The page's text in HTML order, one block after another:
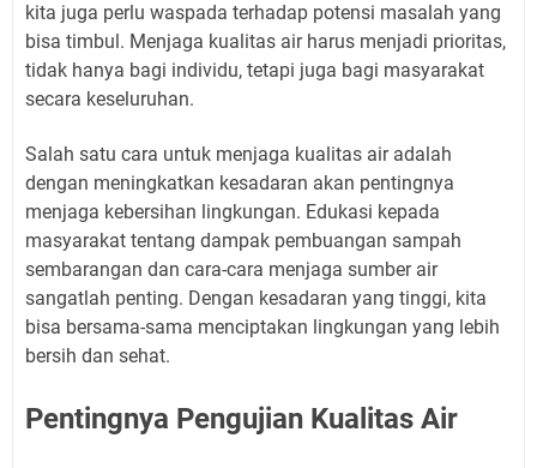
kita juga perlu waspada terhadap potensi masalah yang
bisa timbul. Menjaga kualitas air harus menjadi prioritas,
tidak hanya bagi individu, tetapi juga bagi masyarakat
secara keseluruhan.
Salah satu cara untuk menjaga kualitas air adalah
dengan meningkatkan kesadaran akan pentingnya
menjaga kebersihan lingkungan. Edukasi kepada
masyarakat tentang dampak pembuangan sampah
sembarangan dan cara-cara menjaga sumber air
sangatlah penting. Dengan kesadaran yang tinggi, kita
bisa bersama-sama menciptakan lingkungan yang lebih
bersih dan sehat.
Pentingnya Pengujian Kualitas Air